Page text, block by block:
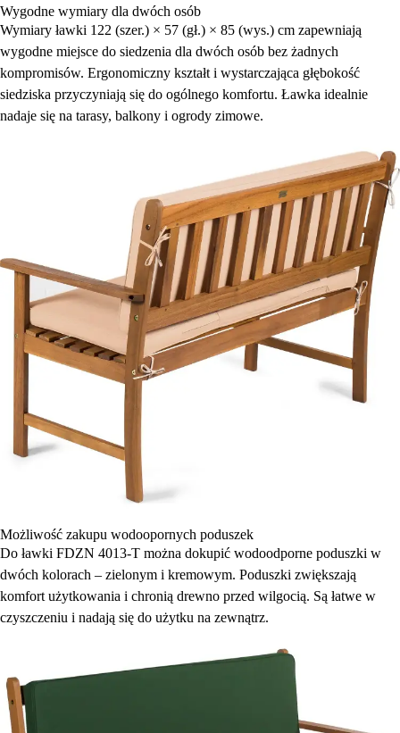
Wygodne wymiary dla dwóch osób
Wymiary ławki 122 (szer.) × 57 (gł.) × 85 (wys.) cm zapewniają
wygodne miejsce do siedzenia dla dwóch osób bez żadnych
kompromisów. Ergonomiczny kształt i wystarczająca głębokość
siedziska przyczyniają się do ogólnego komfortu. Ławka idealnie
nadaje się na tarasy, balkony i ogrody zimowe.
Możliwość zakupu wodoopornych poduszek
Do ławki FDZN 4013-T można dokupić wodoodporne poduszki w
dwóch kolorach – zielonym i kremowym. Poduszki zwiększają
komfort użytkowania i chronią drewno przed wilgocią. Są łatwe w
czyszczeniu i nadają się do użytku na zewnątrz.